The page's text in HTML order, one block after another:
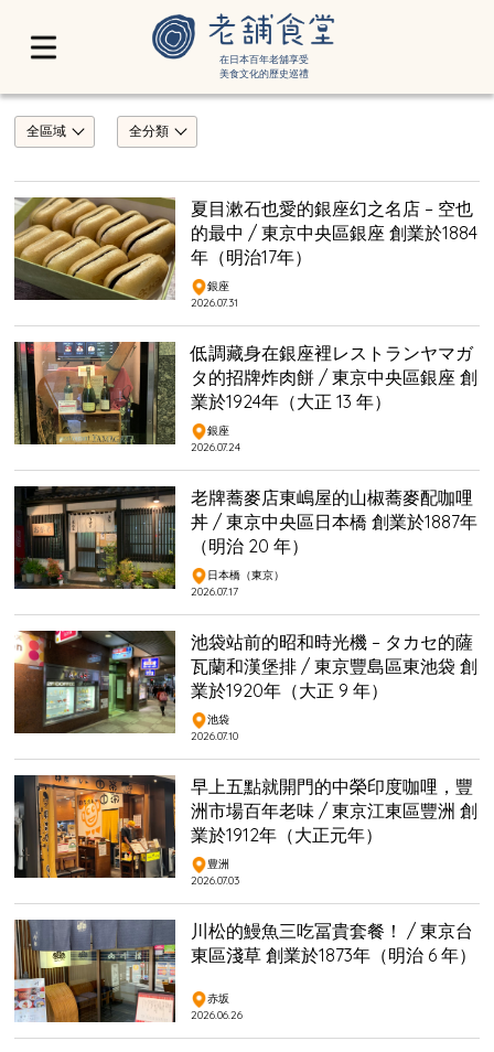
在日本百年老舖享受
美食文化的歷史巡禮
全區域 全分類
夏目漱石也愛的銀座幻之名店 – 空也
的最中 / 東京中央區銀座 創業於1884
年（明治17年）
銀座
2026.07.31
低調藏身在銀座裡レストランヤマガ
タ的招牌炸肉餅 / 東京中央區銀座 創
業於1924年（大正 13 年）
銀座
2026.07.24
老牌蕎麥店東嶋屋的山椒蕎麥配咖哩
丼 / 東京中央區日本橋 創業於1887年
（明治 20 年）
日本橋（東京）
2026.07.17
池袋站前的昭和時光機 – タカセ的薩
瓦蘭和漢堡排 / 東京豐島區東池袋 創
業於1920年（大正 9 年）
池袋
2026.07.10
早上五點就開門的中榮印度咖哩，豐
洲市場百年老味 / 東京江東區豐洲 創
業於1912年（大正元年）
豊洲
2026.07.03
川松的鰻魚三吃冨貴套餐！ / 東京台
東區淺草 創業於1873年（明治 6 年）
赤坂
2026.06.26